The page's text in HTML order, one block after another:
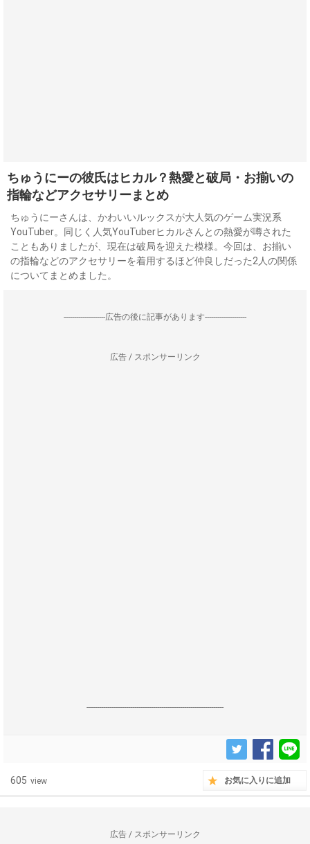
ちゅうにーの彼氏はヒカル？熱愛と破局・お揃いの
指輪などアクセサリーまとめ
ちゅうにーさんは、かわいいルックスが大人気のゲーム実況系
YouTuber。同じく人気YouTuberヒカルさんとの熱愛が噂された
こともありましたが、現在は破局を迎えた模様。今回は、お揃い
の指輪などのアクセサリーを着用するほど仲良しだった2人の関係
についてまとめました。
--------------------広告の後に記事があります--------------------
広告 / スポンサーリンク
------------------------------------------------------------------
605 view お気に入りに追加
広告 / スポンサーリンク